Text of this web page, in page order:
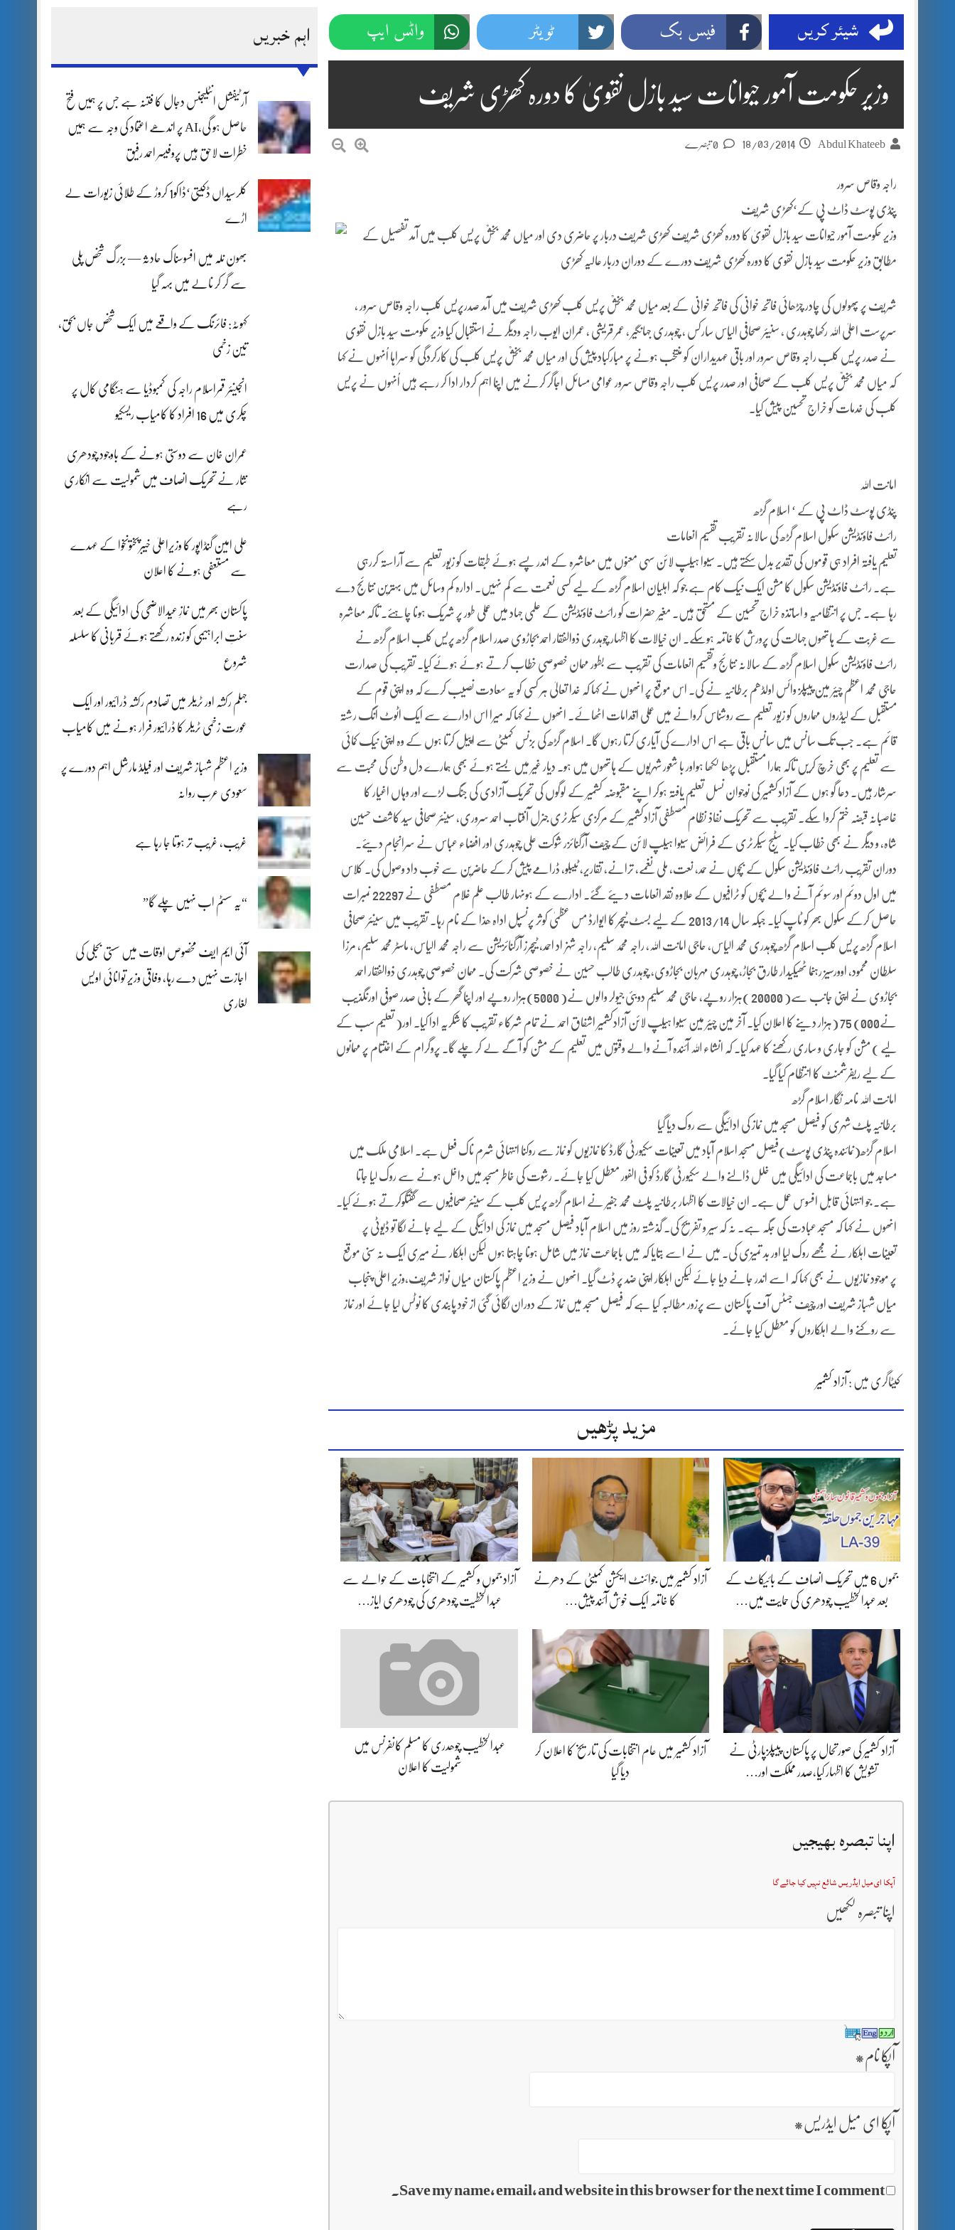
اہم خبریں
آرٹیفشل انٹلیجنس دجال کا فتنہ ہے جس پر ہمیں فتح
حاصل ہو گی،AI پر اندھے اعتماد کی وجہ سے ہمیں
خطرات لاحق ہیں پروفیسر احمد رفیق
کلرسیداں ڈکیتی‘ڈاکو1 کروڑ کے طلائی زیورات لے
اڑے
بھون نلہ میں افسوسناک حادثہ — بزرگ شخص پلی
سے گر کر نالے میں بہہ گیا
کہوٹہ: فائرنگ کے واقعے میں ایک شخص جاں بحق،
تین زخمی
انجینئر قمراسلام راجہ کی کمبوڈیا سے ہنگامی کال پر
چکری میں 16 افراد کا کامیاب ریسکیو
عمران خان سے دوستی ہونے کے باوجود چودھری
نثار نے تحریک انصاف میں شمولیت سے انکاری
رہے
علی امین گنڈاپور کا وزیراعلیٰ خیبرپختونخوا کے عہدے
سے مستعفی ہونے کا اعلان
پاکستان بھر میں نمازِ عیدالاضحی کی ادائیگی کے بعد
سنتِ ابراہیمی کو زندہ رکھتے ہوئے قربانی کا سلسلہ
شروع
جہلم رکشہ اور ٹریلر میں تصادم رکشہ ڈرائیور اور ایک
عورت زخمی ٹریلر کا ڈرائیور فرار ہونے میں کامیاب
وزیر اعظم شہباز شریف اور فیلڈ مارشل اہم دورے پر
سعودی عرب روانہ
غریب، غریب تر ہوتا جا رہا ہے
“یہ سسٹم اب نہیں چلے گا”
آئی ایم ایف مخصوص اوقات میں سستی بجلی کی
اجازت نہیں دے رہا، وفاقی وزیر توانائی اویس
لغاری
شیئر کریں فیس بک ٹویٹر واٹس ایپ
وزیر حکومت آمور حیوانات سید بازل نقویٰ کا دورہ کھڑی شریف
Abdul Khateeb
18/03/2014
راجہ وقاص سرور
پنڈی پوسٹ ڈاٹ پی کے‘کھڑی شریف
وزیر حکومت آمور حیوانات سید بازل نقویٰ کا دورہ کھڑی شریف کھڑی شریف دربار پر حاضری دی اور میاں محمد بخشؒ پریس کلب میں آمد تفصیل کے
مطابق وزیر حکومت سید بازل نقوی کا دورہ کھڑی شریف دورے کے دوران دربار عالیہ کھڑی
شریف پر پھولوں کی چادر چڑھائی فاتحہ خوانی کی فاتحہ خوانی کے بعد میاں محمد بخشؒ پریس کلب کھڑی شریف میں آمد صدرپریس کلب راجہ وقاص سرور ،
سرپرست اعلیٰ اللہ رکھا چوہدری ، سنیئر صحافی الیاس سارکس ، چوہدری جہانگیر ، عمر قریشی ، عمران ایوب راجہ ودیگر نے استقبال کیا وزیر حکومت سید بازل نقوی
نے صدر پریس کلب راجہ وقاص سرور اور باقی عہدیداران کو منتخب ہونے پر مبارکباد پیش کی اور میاں محمد بخشؒ پریس کلب کی کارکردگی کو سراہا اُنہوں نے کہا
کہ میاں محمد بخشؒ پریس کلب کے صحافی اور صدر پریس کلب راجہ وقاص سرور عوامی مسائل اجاگر کرنے میں اپنا اہم کردار ادا کر رہے ہیں اُنہوں نے پریس
کلب کی خدمات کو خراج تحسین پیش کیا۔
امانت اللہ
پنڈی پوسٹ ڈاٹ پی کے ‘ اسلام گڑھ
رائٹ فاؤنڈیشن سکول اسلام گڑھ کی سالانہ تقریب تقسیم انعامات
تعلیم یافتہ افراد ہی قوموں کی تقدیر بدل سکتے ہیں۔ سیوا ہیلپ لائن سہی معنوں میں معاشرہ کے اندر پسے ہوئے طبقات کو زیور تعلیم سے آراستہ کررہی
ہے۔ رائٹ فاؤنڈیشن سکول کا مشن ایک نیک کام ہے جو کہ اہلیان اسلام گڑھ کے لیے کسی نعمت سے کم نہیں۔ ادارہ کم وسائل میں بہترین نتائج دے
رہا ہے۔ جس پر انتظامیہ و اساتذہ خراج تحسین کے مستحق ہیں۔ مغیر حضرات کو رائٹ فاؤنڈیشن کے علمی جہاد میں عملی طور پر شریک ہونا چاہئے۔ تاکہ معاشرہ
سے غربت کے ہاتھوں جہالت کی پرورش کا خاتمہ ہوسکے۔ ان خیالات کا اظہار چوہدری ذوالفقار احمد بجاڑوی صدر اسلام گڑھ پریس کلب اسلام گڑھ نے
رائٹ فاؤنڈیشن سکول اسلام گڑھ کے سالانہ نتائج وتقسیم انعامات کی تقریب سے بطور مہمان خصوصی خطاب کرتے ہوئے ہوئے کیا۔ تقریب کی صدارت
حاجی محمد اعظم چیئر مین پیپلز وائس اولڈھم برطانیہ نے کی۔ اس موقع پر انھوں نے کہا کہ خدا تعالیٰ ہر کسی کو یہ سعادت نصیب کرے کہ وہ اپنی قوم کے
مستقبل کے لیڈروں مہماروں کو زیور تعلیم سے روشناس کروانے میں عملی اقدامات اٹھائے۔ انھوں نے کہا کہ میرا اس ادارے سے ایک اٹوٹ انگ رشتہ
قائم ہے۔ جب تک سانس میں سانس باقی ہے اس ادارے کی آیاری کرتا رہوں گا۔ اسلام گڑھ کی بزنس کمیٹی سے اپیل کرتا ہوں کے وہ اپنی نیک کمائی
سے تعلیم پر بھی خرچ کریں تاکہ ہمارا مستقبل پڑھا لکھا ہواور با شعور شہریوں کے ہاتھوں میں ہو۔ دیار غیر میں بستے ہوئے بھی ہمارے دل وطن کی محبت سے
سرشار ہیں۔ دعا گو ہوں کے آزادکشمیر کی نوجوان نسل تعلیم یافتہ ہوکر اپنے مقبوضہ کشمیر کے لوگوں کی تحریک آزادی کی جنگ لڑے اور وہاں اغیار کا
غاصبانہ قبضہ ختم کروا سکے۔ تقریب سے تحریک نفاذ نظام مصطفی آزادکشمیر کے مرکزی سیکرٹری جنرل آفتاب احمد سروری، سینئر صحافی سید کاشف حسین
شاہ، و دیگر نے بھی خطاب کیا۔ سٹیج سیکرٹری کے فرائض سیوا ہیلپ لائن کے چیف آرگنائزر شوکت علی چوہدری اور افضاء عباس نے سرانجام دیئے۔
دوران تقریب رائٹ فاؤنڈیشن سکول کے بچوں نے حمد، نعت، ملی نغمے، ترانے، تقاریر، ٹیبلو، ڈرامے پیش کرکے حاضرین سے خوب داد وصول کی۔ کلاس
میں اول دوئم اور سوئم آنے والے بچوں کو ٹرافیوں کے علاوہ نقد انعامات دیئے گئے۔ ادارے کے ہونہار طالب علم غلام مصطفی نے 22297 نمبرات
حاصل کرکے سکول بھر کو ٹاپ کیا۔ جبکہ سال 2013/14 کے لیے بسٹ ٹیچر کا ایوارڈ مس عظمیٰ کوثر پرنسپل اداہ ھذا کے نام رہا۔ تقریب میں سینئر صحافی
اسلام گڑھ پریس کلب اسلام گڑھ چوہدری محمد الیاس، حاجی امانت اللہ، راجہ محمد سلیم، راجہ شہزاد احمد، ٹیچرز آرگنائزیشن سے راجہ محمد الیاس، ماسٹر محمد سلیم، مرزا
سلطان محمود، اوورسیز رہنما ٹھیکیدار طارق بجاڑ، چوہدری مہربان بجاڑوی، چوہدری طالب حسین نے خصوصی شرکت کی۔ مہمان خصوصی چوہدری ذوالفقار احمد
بجاڑوی نے اپنی جانب سے( 20000 )ہزار روپے، حاجی محمد سلیم دوبئی جیولر والوں نے( 5000)ہزار روپے اور اپنا گھر کے بانی صدر صوفی اورنگذیب
نے000) 75 (ہزار دینے کا اعلان کیا۔ آخر مین چیئر مین سیوا ہیلپ لائن آزادکشمیر اشفاق احمد نے تمام شرکاء تقریب کا شکریہ ادا کیا۔ اور( تعلیم سب کے
لیے ) مشن کو جاری و ساری رکھنے کا عہد کیا۔ کہ انشاء اللہ آئندہ آنے والے وقتوں میں تعلیم کے مشن کو آگے لے کر چلے گا۔ پروگرام کے اختتام پر مہمانوں
کے لیے ریفرشمنٹ کا انتظام کیا گیا۔
امانت اللہ نامہ نگار اسلام گڑھ
برطانیہ پلٹ شہری کو فیصل مسجد میں نماز کی ادائیگی سے روک دیا گیا
اسلام گڑھ(نمائندہ پنڈی پوسٹ)فیصل مسجد اسلام آباد میں تعینات سکیورٹی گارڈ کا نمازیوں کو نماز سے روکنا انتہائی شرم ناک فعل ہے۔ اسلامی ملک میں
مساجد میں باجماعت کی ادائیگی میں خلل ڈالنے والے سکیورٹی گارڈ کو فی الفور معطل کیا جائے۔ رشوت کی خاطر مسجد میں داخل ہونے سے روک لیا جاتا
ہے۔ جو انتہائی قابل افسوس عمل ہے۔ ان خیالات کا اظہار برطانیہ پلٹ محمد جفیر نے اسلام گڑھ پریس کلب کے سینئر صحافیوں سے گفتگوکرتے ہوئے کیا۔
انھوں نے کہا کہ مسجد عبادت کی جگہ ہے۔ نہ کہ سیر و تفریح کی۔ گذشتہ روز میں اسلام آباد فیصل مسجد میں نماز کی ادائیگی کے لیے جانے لگا تو ڈیوٹی پر
تعینات اہلکار نے مجھے روک لیا اور بد تمیزی کی۔ میں نے اسے بتایا کہ میں باجماعت نماز میں شامل ہونا چاہتا ہوں لیکن اہلکار نے میری ایک نہ سنی موقع
پر موجود نمازیوں نے بھی کہا کہ اسے اندر جانے دیا جائے لیکن اہلکار اپنی ضد پر ڈٹ گیا۔ انھوں نے وزیر اعظم پاکستان میاں نواز شریف،وزیر اعلیٰ پنجاب
میاں شہباز شریف اور چیف جسٹس آف پاکستان سے پرزور مطالبہ کیا ہے کہ فیصل مسجد میں نماز کے دوران لگائی گئی از خود پابندی کا نوٹس لیا جائے اور نماز
سے روکنے والے اہلکاروں کو معطل کیا جائے۔
کیٹاگری میں : آزاد کشمیر
مزید پڑھیں
جموں 6 میں تحریک انصاف کے بائیکاٹ کے
بعد عبدالخطیب چودھری کی حمایت میں…
آزاد کشمیر میں جوائنٹ ایکشن کمیٹی کے دھرنے
کا خاتمہ ایک خوش آئند پیش…
آزاد جموں و کشمیر کے انتخابات کے حوالے سے
عبدالخطیت چودھری کی چودھری ایاز…
آزاد کشمیر کی صورتحال پر پاکستان پیپلزپارٹی نے
تشویش کا اظہار کیا،صدر مملکت اور…
آزاد کشمیر میں عام انتخابات کی تاریخ کا اعلان کر
دیا گیا
عبدالخطیب چوھدری کا مسلم کانفرنس میں
شمولیت کا اعلان
اپنا تبصرہ بھیجیں
آپکا ای میل ایڈریس شائع نہیں کیا جائے گا
اپنا تبصرہ لکھیں
آپکا نام *
آپکا ای میل ایڈریس *
Save my name, email, and website in this browser for the next time I comment.